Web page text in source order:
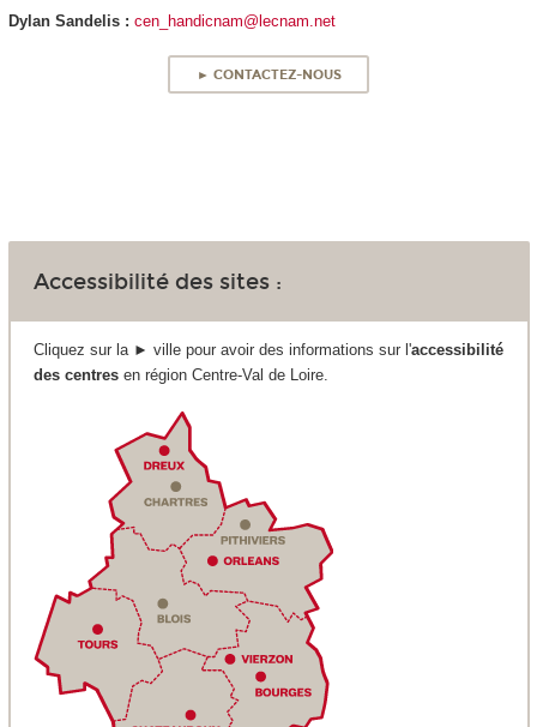
Dylan Sandelis : cen_handicnam@lecnam.net
► CONTACTEZ-NOUS
Accessibilité des sites :
Cliquez sur la ► ville pour avoir des informations sur l'accessibilité
des centresen région Centre-Val de Loire.